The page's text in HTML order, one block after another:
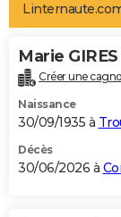
Art de vivre
Bien-être
Loisirs
Mode
Modes de vie
Alimentation
Guide de la santé
Maladies
Médicaments
Sommeil
VOYAGE
Destinations
City break
Voyage nature
Voyage de noces
Forum
Climat
+PHOTO
GUIDES D'ACHAT
BONS PLANS
Marie GIRES
Créer une
Naissance
30/09/1935 à
Décès
30/06/2026 à